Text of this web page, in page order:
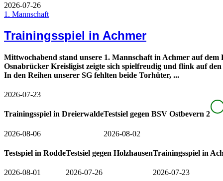
2026-07-26
1. Mannschaft
Trainingsspiel in Achmer
Mittwochabend stand unsere 1. Mannschaft in Achmer auf dem
Osnabrücker Kreisligist zeigte sich spielfreudig und flink auf den
In den Reihen unserer SG fehlten beide Torhüter, ...
2026-07-23
Trainingsspiel in Dreierwalde
2026-08-06
Testsiel gegen BSV Ostbevern 2
2026-08-02
Testspiel in Rodde
2026-08-01
Testsiel gegen Holzhausen
2026-07-26
Trainingsspiel in
2026-07-23